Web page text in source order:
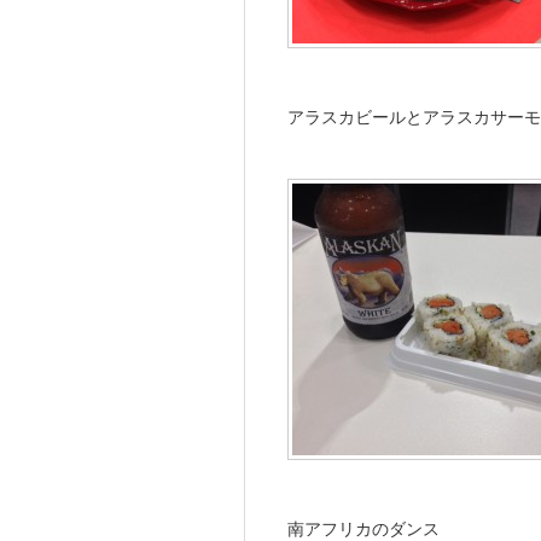
アラスカビールとアラスカサー
南アフリカのダンス